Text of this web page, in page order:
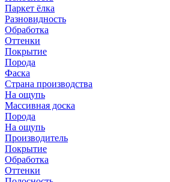
Паркет ёлка
Разновидность
Обработка
Оттенки
Покрытие
Порода
Фаска
Страна производства
На ощупь
Массивная доска
Порода
На ощупь
Производитель
Покрытие
Обработка
Оттенки